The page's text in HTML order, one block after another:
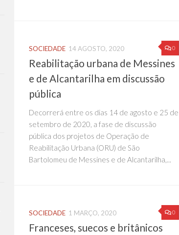
0
SOCIEDADE 14 AGOSTO, 2020
Reabilitação urbana de Messines
e de Alcantarilha em discussão
pública
Decorrerá entre os dias 14 de agosto e 25 de
setembro de 2020, a fase de discussão
pública dos projetos de Operação de
Reabilitação Urbana (ORU) de São
Bartolomeu de Messines e de Alcantarilha,...
0
SOCIEDADE 1 MARÇO, 2020
Franceses, suecos e britânicos